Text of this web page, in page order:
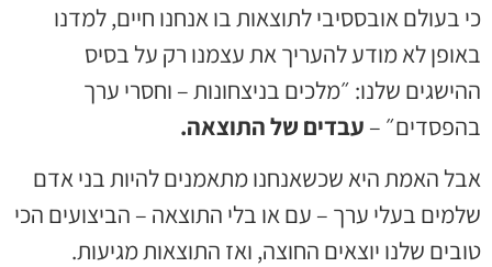
בעולם אובססיבי לתוצאות בו אנחנו חיים, למדנו
לא מודע להעריך את עצמנו רק על בסיס
שלנו: ״מלכים בניצחונות – וחסרי ערך
– עבדים של התוצאה.
האמת היא שכשאנחנו מתאמנים להיות בני אדם
בעלי ערך – עם או בלי התוצאה – הביצועים הכי
שלנו יוצאים החוצה, ואז התוצאות מגיעות.